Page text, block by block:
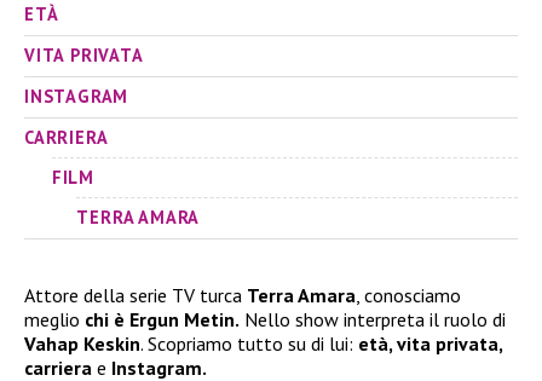
ETÀ
VITA PRIVATA
INSTAGRAM
CARRIERA
FILM
TERRA AMARA
Attore della serie TV turca Terra Amara , conosciamo
meglio chi è Ergun Metin. Nello show interpreta il ruolo di
Vahap Keskin. Scopriamo tutto su di lui: età, vita privata,
carriera e Instagram.